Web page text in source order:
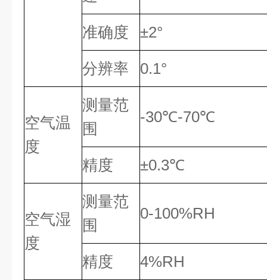
准确度 ±2°
分辨率 0.1°
空气温
度
测量范
围
-30℃-70℃
精度 ±0.3℃
空气湿
度
测量范
围
0-100%RH
精度 4%RH